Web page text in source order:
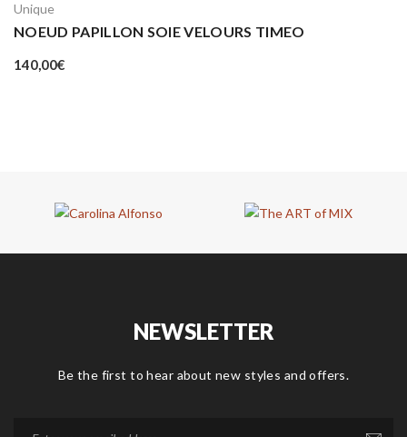
Unique
NOEUD PAPILLON SOIE VELOURS TIMEO
140,00€
NEWSLETTER
Be the first to hear about new styles and offers.